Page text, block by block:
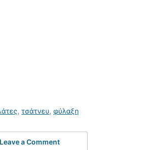
, τσάτνευ, φύλαξη
Leave a Comment